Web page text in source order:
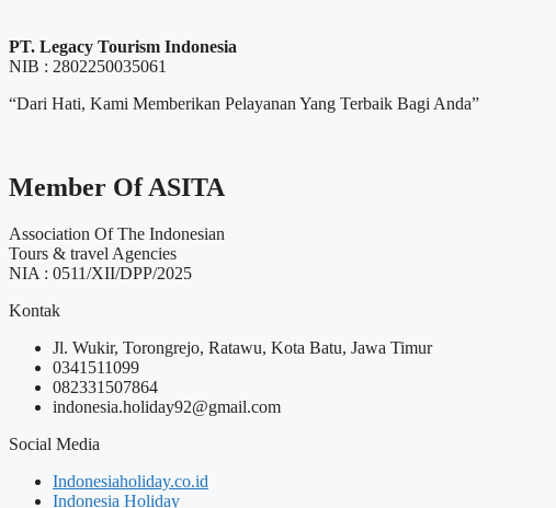
PT. Legacy Tourism Indonesia
NIB : 2802250035061
“Dari Hati, Kami Memberikan Pelayanan Yang Terbaik Bagi Anda”
Member Of ASITA
Association Of The Indonesian
Tours & travel Agencies
NIA : 0511/XII/DPP/2025
Kontak
Jl. Wukir, Torongrejo, Ratawu, Kota Batu, Jawa Timur
0341511099
082331507864
indonesia.holiday92@gmail.com
Social Media
Indonesiaholiday.co.id
Indonesia Holiday